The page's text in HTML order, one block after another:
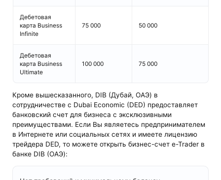
Дебетовая
карта Business
Infinite
75 000 50 000
Дебетовая
карта Business
Ultimate
100 000 75 000
Кроме вышесказанного, DIB (Дубай, ОАЭ) в
сотрудничестве с Dubai Economic (DED) предоставляет
банковский счет для бизнеса с эксклюзивными
преимуществами. Если Вы являетесь предпринимателем
в Интернете или социальных сетях и имеете лицензию
трейдера DED, то можете открыть бизнес-счет e-Trader в
банке DIB (ОАЭ):